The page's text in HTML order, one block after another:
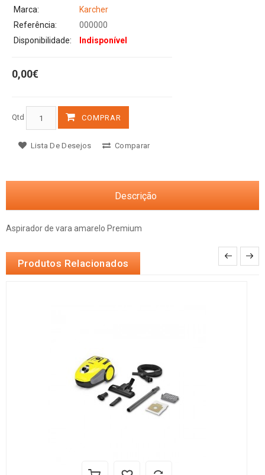
Marca:
Karcher
Referência:
000000
Disponibilidade:
Indisponível
0,00€
Qtd COMPRAR
Lista De Desejos Comparar
Descrição
Aspirador de vara amarelo Premium
Produtos Relacionados